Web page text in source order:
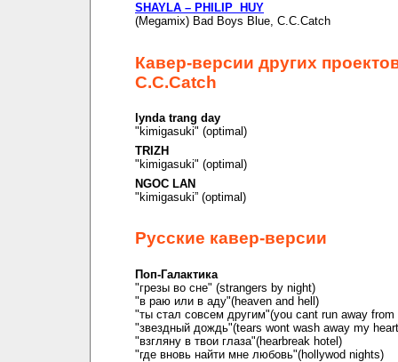
SHAYLA – PHILIP HUY
(Megamix) Bad Boys Blue, C.C.Catch
Кавер-версии других
C.C.Catch
lynda trang day
"kimigasuki" (optimal)
TRIZH
"kimigasuki" (optimal)
NGOC LAN
"kimigasuki” (optimal)
Русские кавер-версии
Поп-Галактика
"грезы во сне" (strangers by night)
"в раю или в аду"(heaven and hell)
"ты стал совсем другим"(you cant run away from
"звездный дождь"(tears wont wash away my
"взгляну в твои глаза"(hearbreak hotel)
"где вновь найти мне любовь"(hollywod nights)